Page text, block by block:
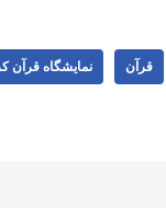
قرآن نمایشگاه قرآن